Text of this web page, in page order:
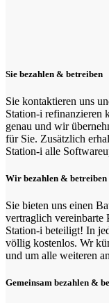
Sie bezahlen & betreiben
Sie kontaktieren uns
Station-i refinanzieren
genau und wir
für Sie. Zusätzlich
Station-i alle
Wir bezahlen & betreiben
Sie bieten uns einen
vertraglich vereinbarte
Station-i beteiligt! In
völlig kostenlos. Wr
und um alle weiteren
Gemeinsam bezahlen &